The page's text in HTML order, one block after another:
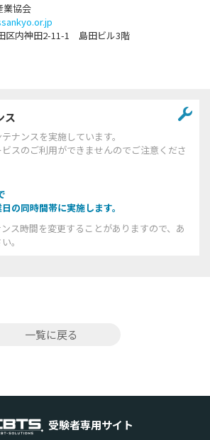
業協会
区内神田2-11-1 島田ビル3階
ス
ナンスを実施しています。
スのご利用ができませんのでご注意くださ
の同時間帯に実施します。
ス時間を変更することがありますので、あ
。
一覧に戻る
受験者専用サイト